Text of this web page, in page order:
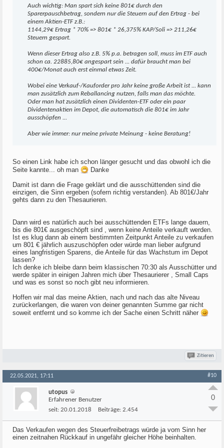
Auch wichtig: Man spart sich keine 801€ durch den
Sparerpauschbetrag, sondern nur die Steuern auf den Ertrag - bei
einem Aktien-ETF z.B.:
1144,29€ Ertrag * 70% => 801€ * 26,375% KAP/Soli => 211,26€
Steuern gespart.
Wenn dieser Ertrag also z.B. 5% p.a. betragen soll, muss im ETF auch
schon ca. 22885,80€ angespart sein ... dafür braucht man bei
400€/Monat auch erst einmal etwas Zeit.
Wobei eine Verkauf-/Kauforder pro Jahr keine große Arbeit ist ... kann
man zusätzlich zum Reballancing nutzen, falls man das möchte.
Oder man hat zusätzlich einen Dividenten-ETF oder ein paar
Dividentenaktien im Depot, die automatisch die 801€ im Jahr
ausschöpfen ...
Aber wie immer: nur meine private Meinung - keine Beratung!
So einen Link habe ich schon länger gesucht und das obwohl ich die
Seite kannte... oh man
Danke
Damit ist dann die Frage geklärt und die ausschüttenden sind die
einzigen, die Sinn ergeben (sofern richtig verstanden). Ab 801€/Jahr
gehts dann zu den Thesaurieren.
Dann wird es natürlich auch bei ausschüttenden ETFs lange dauern,
bis die 801€ ausgeschöpft sind , wenn keine Anteile verkauft werden.
Ist es klug dann ab einem bestimmten Zeitpunkt Anteile zu verkaufen
um 801 € jährlich auszuschöpfen oder würde man lieber aufgrund
eines langfristigen Sparens, die Anteile für das Wachstum im Depot
lassen?
Ich denke ich bleibe dann beim klassischen 70:30 als Ausschütter und
werde später in einigen Jahren mich über Thesaurierer , Small Caps
und was es sonst so noch gibt neu informieren.
Hoffen wir mal das meine Aktien, nach und nach das alte Niveau
zurückerlangen, die waren von deiner genannten Summe gar nicht
soweit entfernt und so komme ich der Sache einen Schritt näher
Zitieren
22.05.2021, 17:11 #10
utopus
Erfahrener Benutzer
seit: 20.01.2018 Beiträge: 2.454
0
Das Verkaufen wegen des Steuerfreibetrags würde ja vom Sinn her
einen zeitnahen Rückkauf in ungefähr gleicher Höhe beinhalten.